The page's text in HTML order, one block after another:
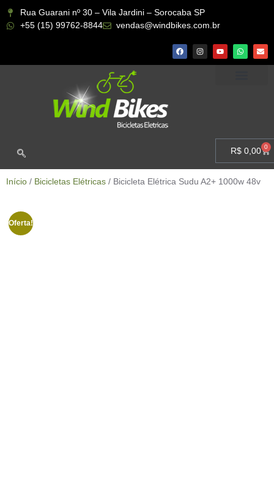
Rua Guarani nº 30 – Vila Jardini – Sorocaba SP
+55 (15) 99762-8844
vendas@windbikes.com.br
R$ 0,00 0
Início / Bicicletas Elétricas / Bicicleta Elétrica Sudu A2+ 1000w 48v
Oferta!